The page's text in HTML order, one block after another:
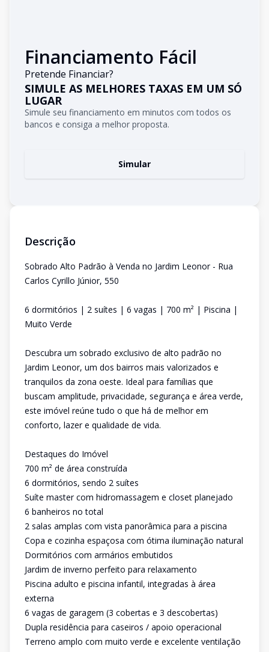
Financiamento Fácil
Pretende Financiar?
SIMULE AS MELHORES TAXAS EM UM SÓ
LUGAR
Simule seu financiamento em minutos com todos os
bancos e consiga a melhor proposta.
Simular
Descrição
Sobrado Alto Padrão à Venda no Jardim Leonor - Rua
Carlos Cyrillo Júnior, 550
6 dormitórios | 2 suítes | 6 vagas | 700 m² | Piscina |
Muito Verde
Descubra um sobrado exclusivo de alto padrão no
Jardim Leonor, um dos bairros mais valorizados e
tranquilos da zona oeste. Ideal para famílias que
buscam amplitude, privacidade, segurança e área verde,
este imóvel reúne tudo o que há de melhor em
conforto, lazer e qualidade de vida.
Destaques do Imóvel
700 m² de área construída
6 dormitórios, sendo 2 suítes
Suíte master com hidromassagem e closet planejado
6 banheiros no total
2 salas amplas com vista panorâmica para a piscina
Copa e cozinha espaçosa com ótima iluminação natural
Dormitórios com armários embutidos
Jardim de inverno perfeito para relaxamento
Piscina adulto e piscina infantil, integradas à área
externa
6 vagas de garagem (3 cobertas e 3 descobertas)
Dupla residência para caseiros / apoio operacional
Terreno amplo com muito verde e excelente ventilação